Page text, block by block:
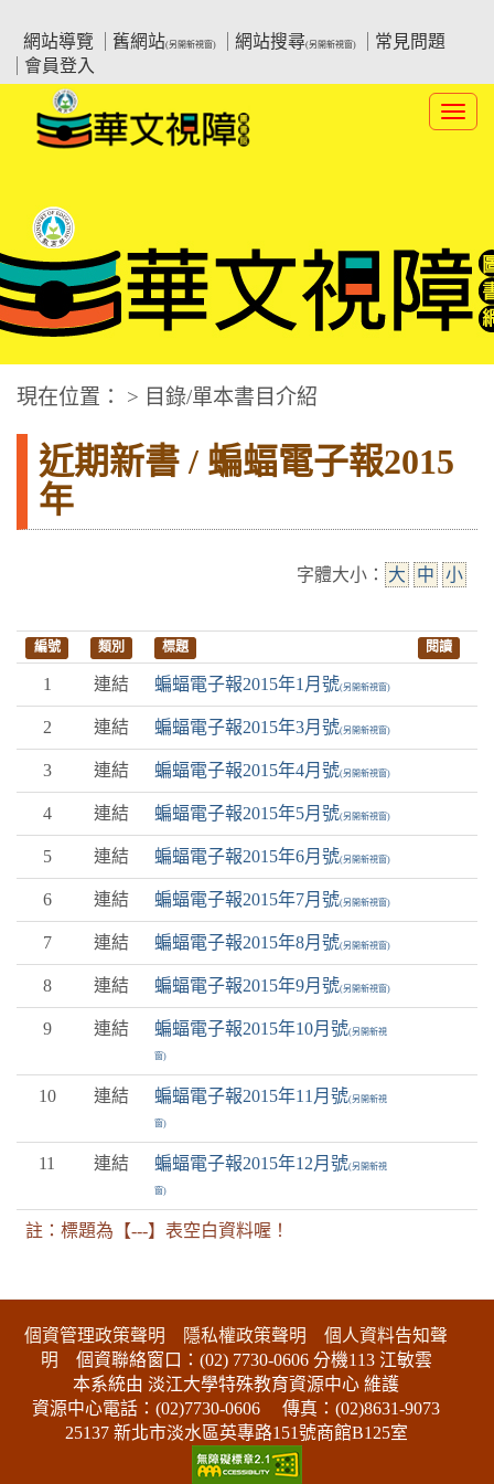
要
網站導覽
舊網站(另開新視窗) 網站搜尋(另開新視窗)
常見問題
會員登入
:::中央區塊
華文視障電子圖書網
現在位置： > 目錄/單本書目介紹
近期新書 / 蝙蝠電子報2015
年
字體大小： 大 中 小
編號 類別 標題 閱讀
1 連結 蝙蝠電子報2015年1月號(另開新視窗)
2 連結 蝙蝠電子報2015年3月號(另開新視窗)
3 連結 蝙蝠電子報2015年4月號(另開新視窗)
4 連結 蝙蝠電子報2015年5月號(另開新視窗)
5 連結 蝙蝠電子報2015年6月號(另開新視窗)
6 連結 蝙蝠電子報2015年7月號(另開新視窗)
7 連結 蝙蝠電子報2015年8月號(另開新視窗)
8 連結 蝙蝠電子報2015年9月號(另開新視窗)
9 連結 蝙蝠電子報2015年10月號(另開新視
窗)
10 連結 蝙蝠電子報2015年11月號(另開新視
窗)
11 連結 蝙蝠電子報2015年12月號(另開新視
窗)
註：標題為【---】表空白資料喔！
個資管理政策聲明 隱私權政策聲明
個人資料告知聲
明 個資聯絡窗口：(02) 7730-0606 分機113 江敏雲
本系統由 淡江大學特殊教育資源中心 維護
資源中心電話：(02)7730-0606
傳真：(02)8631-9073
25137 新北市淡水區英專路151號商館B125室